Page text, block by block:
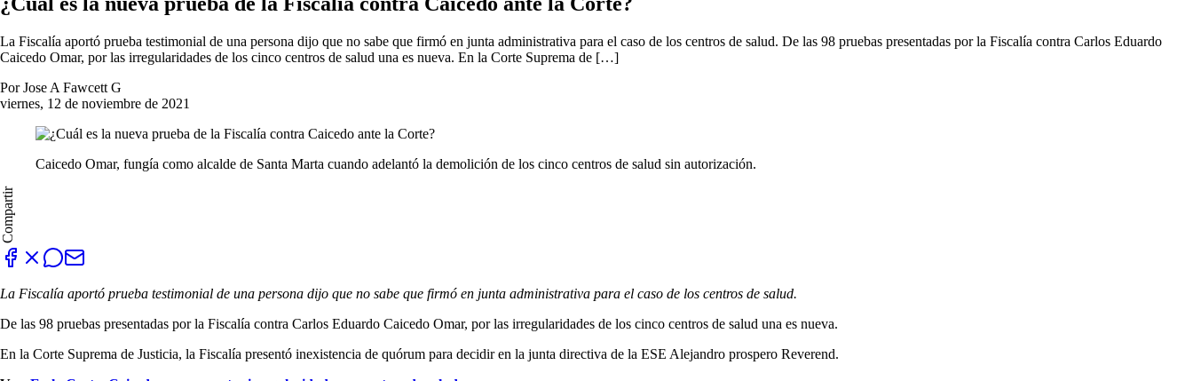
La Fiscalía aportó prueba testimonial de una persona dijo que no sabe que firmó en junta administrativa para el caso de los centros de salud. De las 98 pruebas presentadas por la Fiscalía contra Carlos Eduardo
Caicedo Omar, por las irregularidades de los cinco centros de salud una es nueva. En la Corte Suprema de […]
Por Jose A Fawcett G
viernes, 12 de noviembre de 2021
Caicedo Omar, fungía como alcalde de Santa Marta cuando adelantó la demolición de los cinco centros de salud sin autorización.
Compartir
La Fiscalía aportó prueba testimonial de una persona dijo que no sabe que firmó en junta administrativa para el caso de los centros de salud.
De las 98 pruebas presentadas por la Fiscalía contra Carlos Eduardo Caicedo Omar, por las irregularidades de los cinco centros de salud una es nueva.
En la Corte Suprema de Justicia, la Fiscalía presentó inexistencia de quórum para decidir en la junta directiva de la ESE Alejandro prospero Reverend.